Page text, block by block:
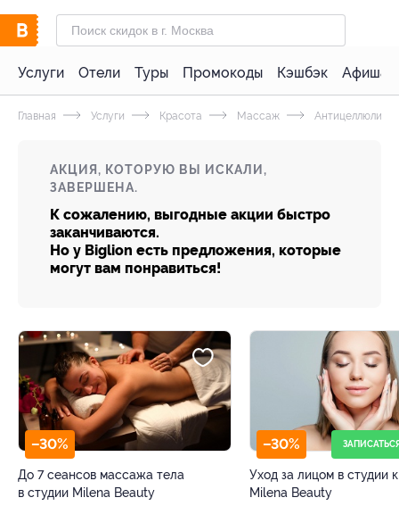
Услуги Отели Туры Промокоды Кэшбэк Афиша
Главная Услуги Красота Массаж
АКЦИЯ, КОТОРУЮ ВЫ ИСКАЛИ,
ЗАВЕРШЕНА.
К сожалению, выгодные акции быстро
заканчиваются.
Но у Biglion есть предложения, которые
могут вам понравиться!
–30%
До 7 сеансов массажа тела
в студии Milena Beauty
–30%
Уход за лицом в студии
Milena Beauty